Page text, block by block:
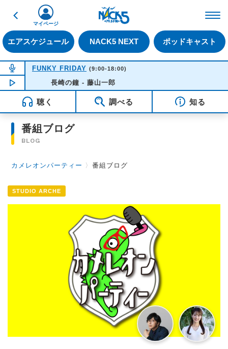
戻る
エアスケジュール NACK5 NEXT ポッドキャスト
マイページ
NOW ON AIR
FUNKY FRIDAY (9:00-18:00)
NOW PLAYING14:21
長崎の鐘 - 藤山一郎
聴く 調べる 知る
番組ブログ
BLOG
カメレオンパーティー 〉番組ブログ
STUDIO ARCHE